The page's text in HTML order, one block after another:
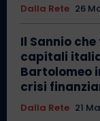
Dalla Rete 26
Il Sannio
capitali
Bartolomeo
crisi
Dalla Rete 21